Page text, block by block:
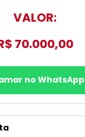
VALOR:
70.000,00
no WhatsApp